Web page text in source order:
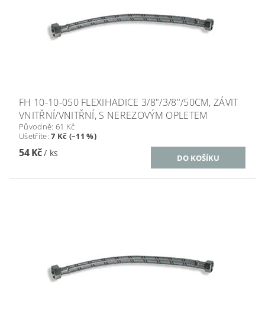
FH 10-10-050 FLEXIHADICE 3/8"/3/8"/50CM, ZÁVIT
VNITŘNÍ/VNITŘNÍ, S NEREZOVÝM OPLETEM
Původně: 61 Kč
Ušetříte:7 Kč (–11 %)
54 Kč/ ks